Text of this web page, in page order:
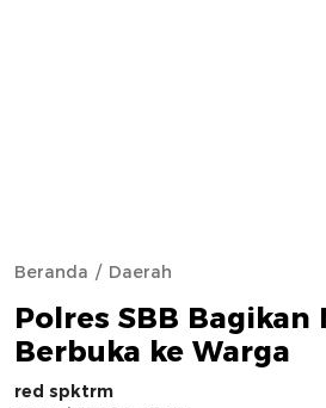
Beranda Daerah
Polres SBB Bagikan
Berbuka ke Warga
red spktrm